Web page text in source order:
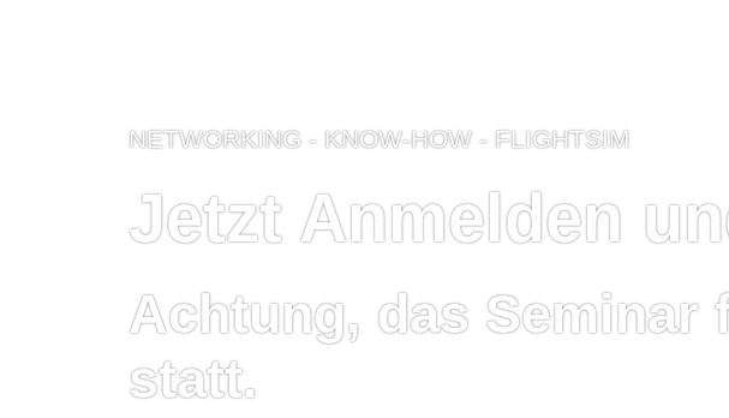
NETWORKING - KNOW-HOW - FLIGHTSIM
Jetzt Anmelden
Achtung, das Seminar
statt.